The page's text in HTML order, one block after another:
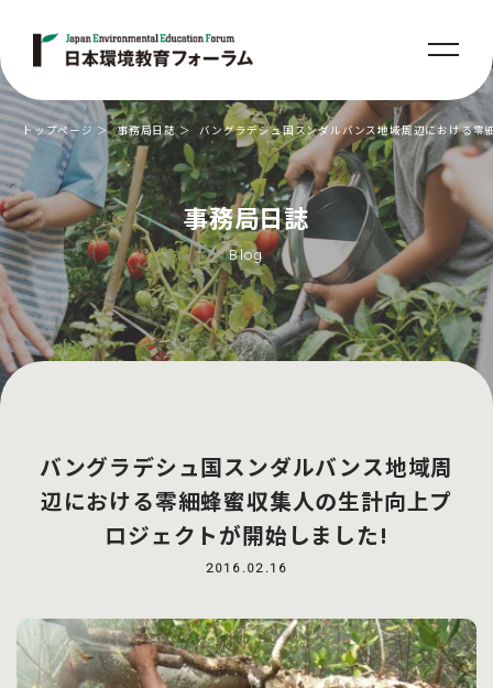
事務局日誌
Blog
トップページ 事務局日誌 バングラデシュ国スンダルバンス地域周辺における
バングラデシュ国スンダルバンス地域周
辺における零細蜂蜜収集人の生計向上プ
ロジェクトが開始しました!
2016.02.16